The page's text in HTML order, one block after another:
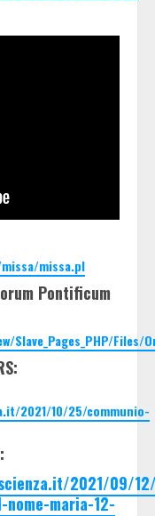
missa.pl
Pontificum
Files/
2021/10/25/communio-
2021/09/
maria-12-